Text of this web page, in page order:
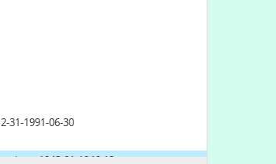
31-1991-06-30
1943-01-1946-12